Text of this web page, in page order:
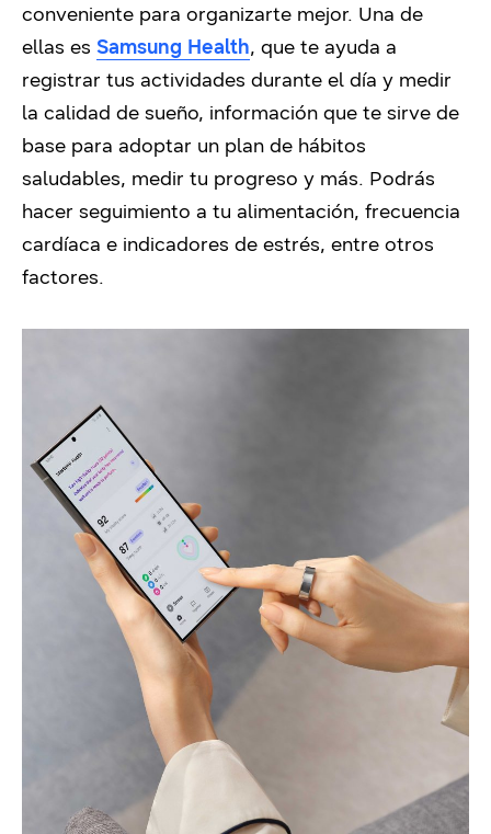
conveniente para organizarte mejor. Una de
ellas es Samsung Health, que te ayuda a
registrar tus actividades durante el día y medir
la calidad de sueño, información que te sirve de
base para adoptar un plan de hábitos
saludables, medir tu progreso y más. Podrás
hacer seguimiento a tu alimentación, frecuencia
cardíaca e indicadores de estrés, entre otros
factores.